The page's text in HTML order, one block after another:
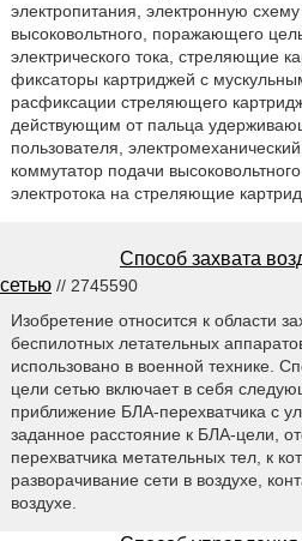
электропитания, электронную
высоковольтного, поражающего
электрического тока, стреляющие
фиксаторы картриджей с
расфиксации стреляющего
действующим от пальца
пользователя,
коммутатор подачи
электротока на стреляющие
Способ захвата
сетью // 2745590
Изобретение относится к области
беспилотных летательных
использовано в военной технике.
цели сетью включает в себя
приближение БЛА-перехватчика с
заданное расстояние к БЛА-цели,
перехватчика метательных тел, к
разворачивание сети в воздухе,
воздухе.